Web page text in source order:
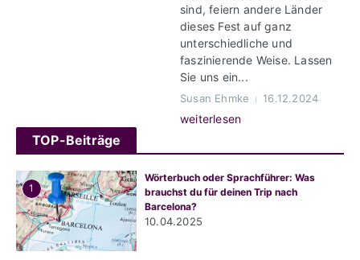
sind, feiern andere Länder
dieses Fest auf ganz
unterschiedliche und
faszinierende Weise. Lassen
Sie uns ein...
Susan Ehmke 16.12.2024
weiterlesen
TOP-Beiträge
1
Wörterbuch oder Sprachführer: Was
brauchst du für deinen Trip nach
Barcelona?
10.04.2025